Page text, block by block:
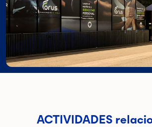
ACTIVIDADES